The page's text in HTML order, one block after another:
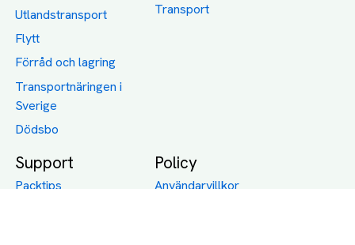
Utlandstransport
Flytt
Förråd och lagring
Transportnäringen i
Sverige
Dödsbo
Transport
Support
Packtips
Policy
Användarvillkor